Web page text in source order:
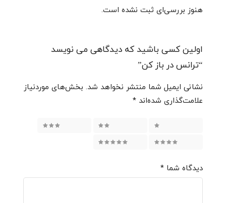
هنوز بررسی‌ای ثبت نشده است.
اولین کسی باشید که دیدگاهی می نویسد
“ترانس در باز کن”
نشانی ایمیل شما منتشر نخواهد شد. بخش‌های موردنیاز
علامت‌گذاری شده‌اند *
دیدگاه شما *